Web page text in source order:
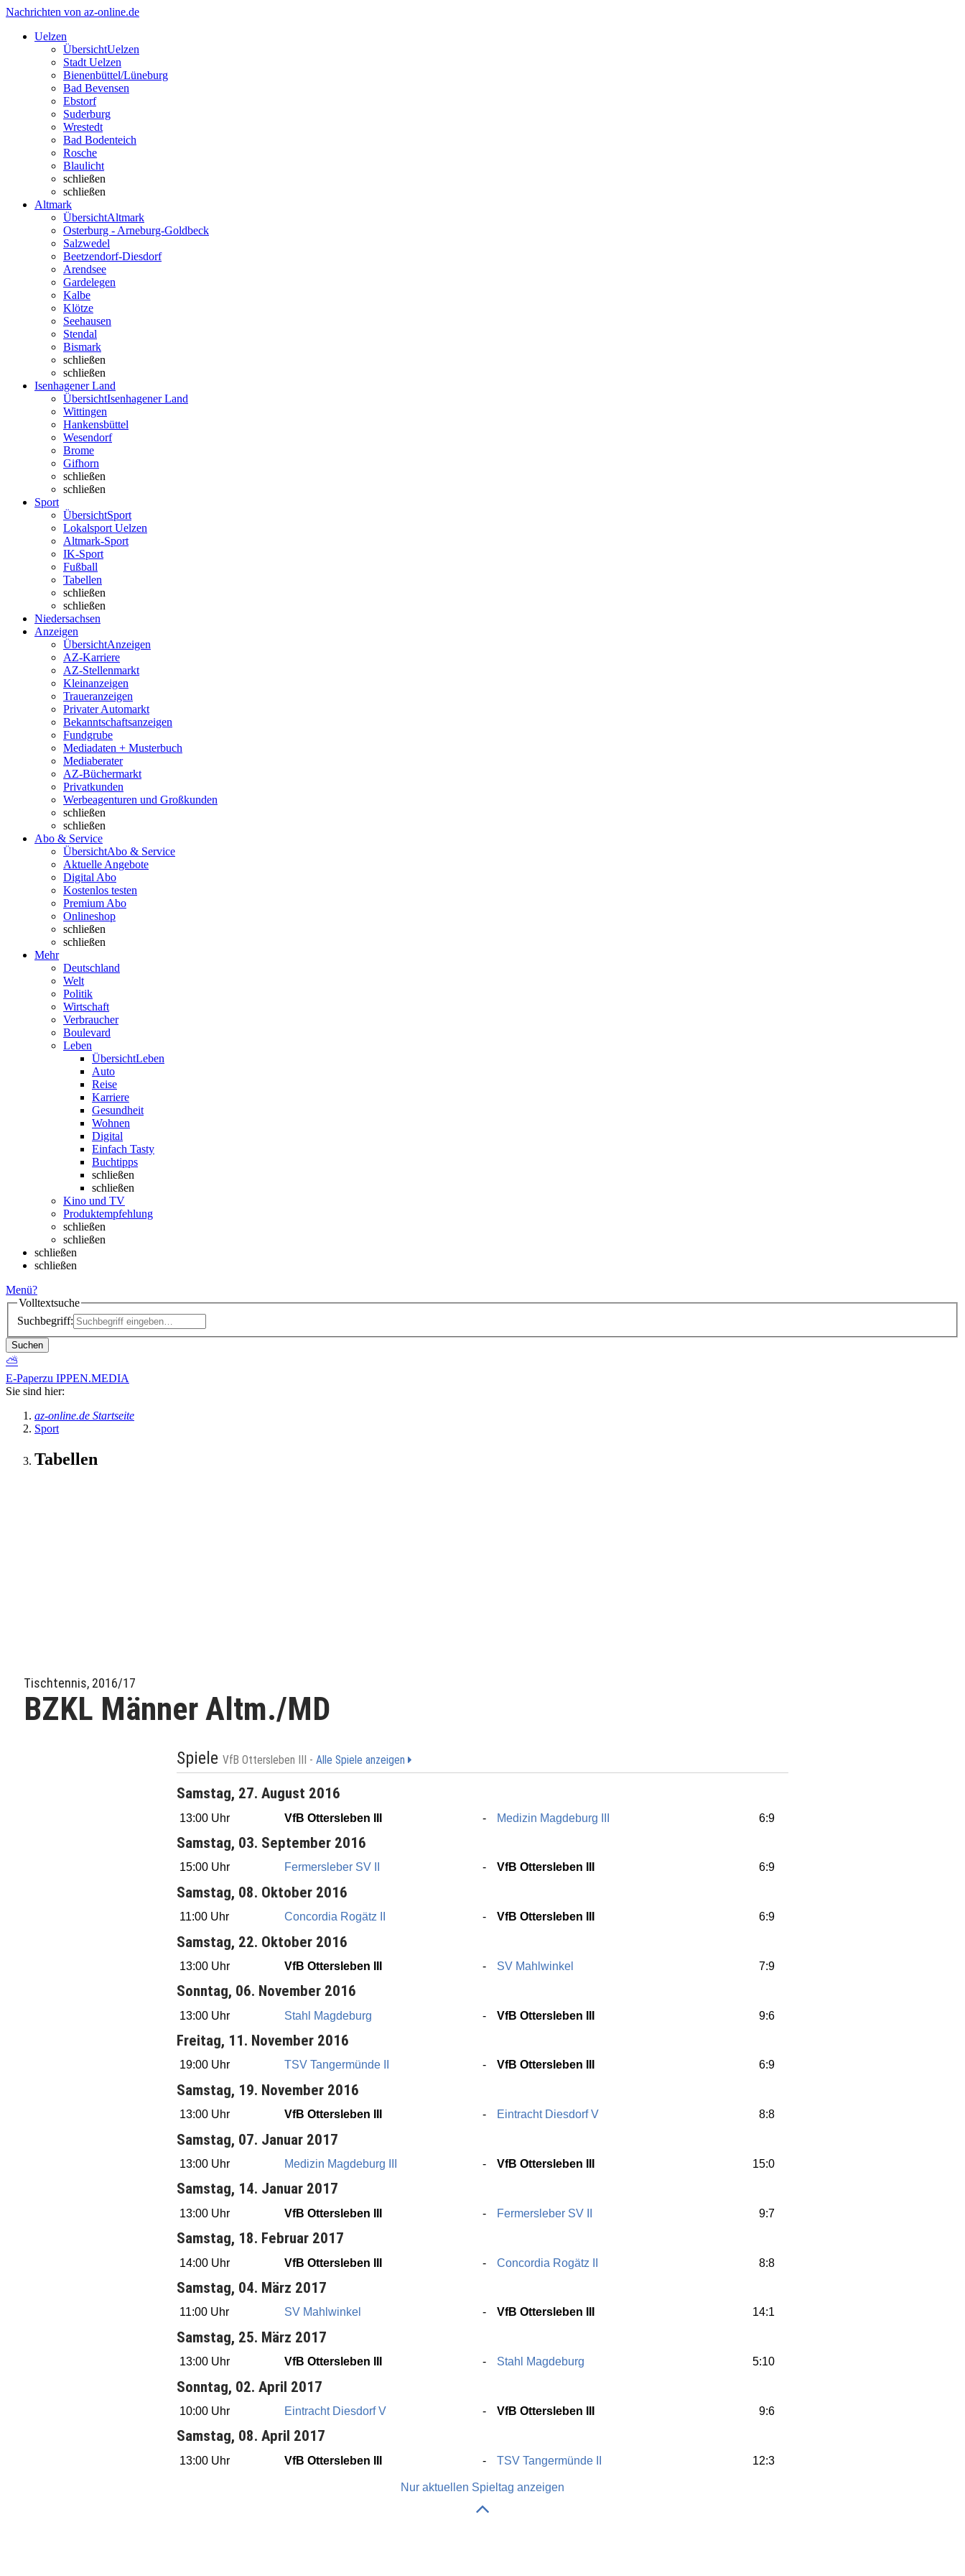
Nachrichten von az-online.de
Uelzen
ÜbersichtUelzen
Stadt Uelzen
Bienenbüttel/Lüneburg
Bad Bevensen
Ebstorf
Suderburg
Wrestedt
Bad Bodenteich
Rosche
Blaulicht
schließen
schließen
Altmark
ÜbersichtAltmark
Osterburg - Arneburg-Goldbeck
Salzwedel
Beetzendorf-Diesdorf
Arendsee
Gardelegen
Kalbe
Klötze
Seehausen
Stendal
Bismark
schließen
schließen
Isenhagener Land
ÜbersichtIsenhagener Land
Wittingen
Hankensbüttel
Wesendorf
Brome
Gifhorn
schließen
schließen
Sport
ÜbersichtSport
Lokalsport Uelzen
Altmark-Sport
IK-Sport
Fußball
Tabellen
schließen
schließen
Niedersachsen
Anzeigen
ÜbersichtAnzeigen
AZ-Karriere
AZ-Stellenmarkt
Kleinanzeigen
Traueranzeigen
Privater Automarkt
Bekanntschaftsanzeigen
Fundgrube
Mediadaten + Musterbuch
Mediaberater
AZ-Büchermarkt
Privatkunden
Werbeagenturen und Großkunden
schließen
schließen
Abo & Service
ÜbersichtAbo & Service
Aktuelle Angebote
Digital Abo
Kostenlos testen
Premium Abo
Onlineshop
schließen
schließen
Mehr
Deutschland
Welt
Politik
Wirtschaft
Verbraucher
Boulevard
Leben
ÜbersichtLeben
Auto
Reise
Karriere
Gesundheit
Wohnen
Digital
Einfach Tasty
Buchtipps
schließen
schließen
Kino und TV
Produktempfehlung
schließen
schließen
schließen
schließen
Menü?
Volltextsuche
Suchbegriff:
Suchen
⛅
E-Paperzu IPPEN.MEDIA
Sie sind hier:
az-online.de Startseite
Sport
Tabellen
Tischtennis, 2016/17
BZKL Männer Altm./MD
Spiele VfB Ottersleben III - Alle Spiele anzeigen
Samstag, 27. August 2016
13:00 Uhr VfB Ottersleben III Medizin Magdeburg III 6:9
Samstag, 03. September 2016
15:00 Uhr Fermersleber SV II VfB Ottersleben III 6:9
Samstag, 08. Oktober 2016
11:00 Uhr Concordia Rogätz II VfB Ottersleben III 6:9
Samstag, 22. Oktober 2016
13:00 Uhr VfB Ottersleben III SV Mahlwinkel 7:9
Sonntag, 06. November 2016
13:00 Uhr Stahl Magdeburg VfB Ottersleben III 9:6
Freitag, 11. November 2016
19:00 Uhr TSV Tangermünde II VfB Ottersleben III 6:9
Samstag, 19. November 2016
13:00 Uhr VfB Ottersleben III Eintracht Diesdorf V 8:8
Samstag, 07. Januar 2017
13:00 Uhr Medizin Magdeburg III VfB Ottersleben III 15:0
Samstag, 14. Januar 2017
13:00 Uhr VfB Ottersleben III Fermersleber SV II 9:7
Samstag, 18. Februar 2017
14:00 Uhr VfB Ottersleben III Concordia Rogätz II 8:8
Samstag, 04. März 2017
11:00 Uhr SV Mahlwinkel VfB Ottersleben III 14:1
Samstag, 25. März 2017
13:00 Uhr VfB Ottersleben III Stahl Magdeburg 5:10
Sonntag, 02. April 2017
10:00 Uhr Eintracht Diesdorf V VfB Ottersleben III 9:6
Samstag, 08. April 2017
13:00 Uhr VfB Ottersleben III TSV Tangermünde II 12:3
Nur aktuellen Spieltag anzeigen